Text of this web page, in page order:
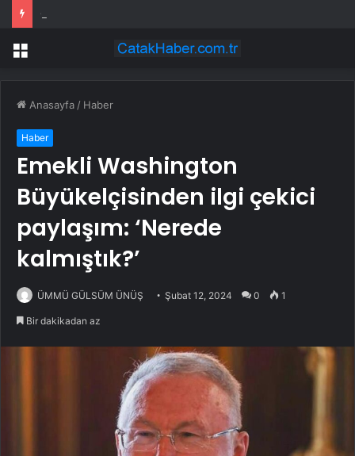
Menü
Anasayfa / Haber
Haber
Emekli Washington
Büyükelçisinden ilgi çekici
paylaşım: ‘Nerede
kalmıştık?’
ÜMMÜ GÜLSÜM ÜNÜŞ Şubat 12, 2024 0 1
Bir dakikadan az